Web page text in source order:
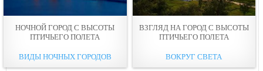
НОЧНОЙ ГОРОД С ВЫСОТЫ
ПТИЧЬЕГО ПОЛЕТА
ВИДЫ НОЧНЫХ ГОРОДОВ
ВЗГЛЯД НА ГОРОД С ВЫСОТЫ
ПТИЧЬЕГО ПОЛЕТА
ВОКРУГ СВЕТА